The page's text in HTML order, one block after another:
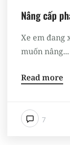
Nâng cấp
Xe em đang
muốn nâng...
Read more
7